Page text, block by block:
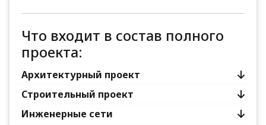
Что входит в состав полного
проекта:
Архитектурный проект
Строительный проект
Инженерные сети